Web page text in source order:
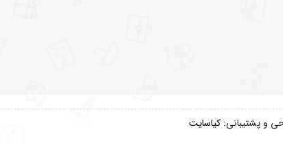
و پشتیبانی: کیاسایت